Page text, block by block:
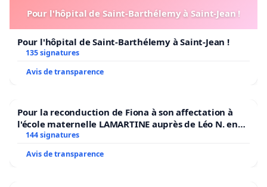
Pour l'hôpital de Saint-Barthélemy à Saint-Jean !
Pour l'hôpital de Saint-Barthélemy à Saint-Jean !
135 signatures
Avis de transparence
Pour la reconduction de Fiona à son affectation à
l'école maternelle LAMARTINE auprès de Léo N. en
2026/2027
144 signatures
Avis de transparence